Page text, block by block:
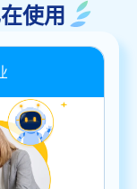
使用